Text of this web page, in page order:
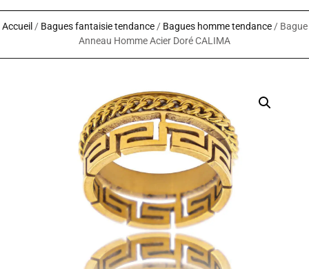
Accueil/ Bagues fantaisie tendance/ Bagues homme tendance/ Bague
Anneau Homme Acier Doré CALIMA